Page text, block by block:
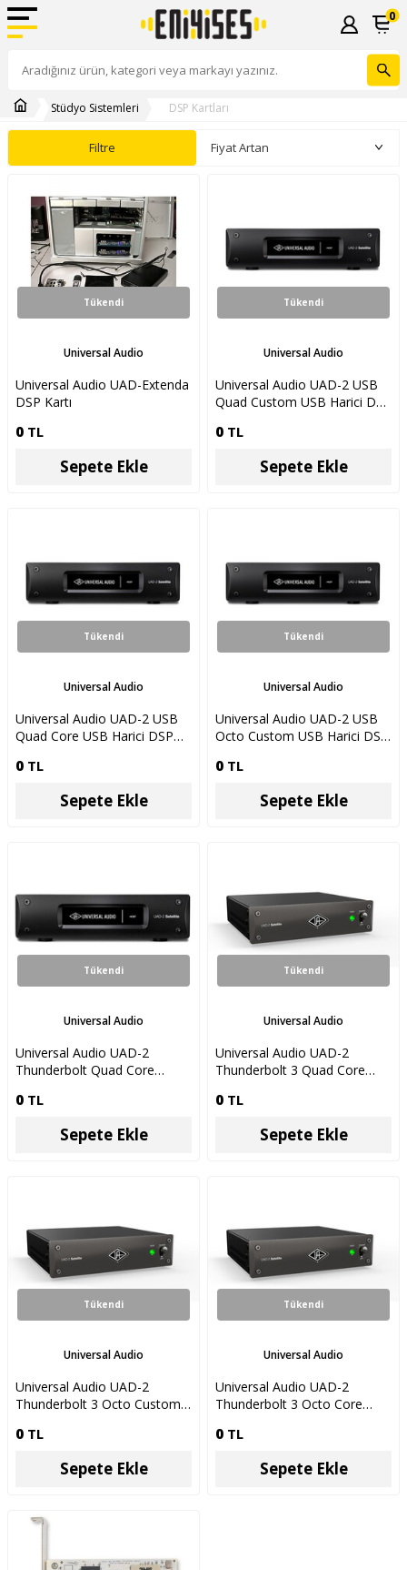
0
Stüdyo Sistemleri DSP Kartları
Filtre
Tükendi
Universal Audio
Universal Audio UAD-Extenda
DSP Kartı
0 TL
Sepete Ekle
Tükendi
Universal Audio
Universal Audio UAD-2 USB
Quad Custom USB Harici DSP
0 TL
Sepete Ekle
Tükendi
Universal Audio
Universal Audio UAD-2 USB
Quad Core USB Harici DSP
0 TL
Sepete Ekle
Tükendi
Universal Audio
Universal Audio UAD-2 USB
Octo Custom USB Harici DSP
0 TL
Sepete Ekle
Tükendi
Universal Audio
Universal Audio UAD-2
Thunderbolt Quad Core
Ünitesi
0 TL
Sepete Ekle
Tükendi
Universal Audio
Universal Audio UAD-2
Thunderbolt 3 Quad Core
Ünitesi
0 TL
Sepete Ekle
Tükendi
Universal Audio
Universal Audio UAD-2
Thunderbolt 3 Octo Custom
Ünitesi
0 TL
Sepete Ekle
Tükendi
Universal Audio
Universal Audio UAD-2
Thunderbolt 3 Octo Core
Ünitesi
0 TL
Sepete Ekle